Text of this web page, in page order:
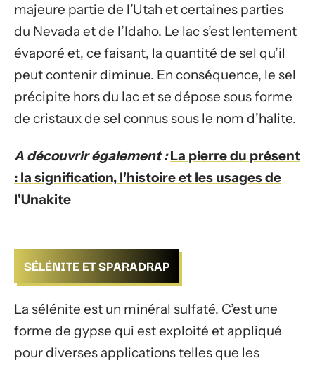
majeure partie de l’Utah et certaines parties
du Nevada et de l’Idaho. Le lac s’est lentement
évaporé et, ce faisant, la quantité de sel qu’il
peut contenir diminue. En conséquence, le sel
précipite hors du lac et se dépose sous forme
de cristaux de sel connus sous le nom d’halite.
A découvrir également : La pierre du présent
: la signification, l'histoire et les usages de
l'Unakite
SÉLÉNITE ET SPARADRAP
La sélénite est un minéral sulfaté. C’est une
forme de gypse qui est exploité et appliqué
pour diverses applications telles que les